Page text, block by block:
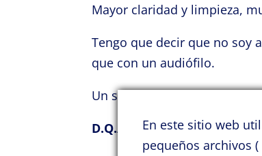
Mayor claridad y limpieza,
Tengo que decir que no soy
que con un audiófilo.
Un saludo al gran Francisco
D.Q.A.
En este sitio web
pequeños archivos (